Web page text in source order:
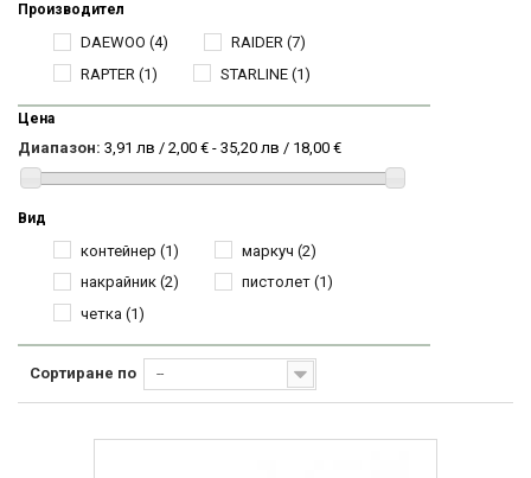
Производител
DAEWOO (4) RAIDER (7)
RAPTER (1) STARLINE (1)
Цена
Диапазон: 3,91 лв / 2,00 € - 35,20 лв / 18,00 €
Вид
контейнер (1) маркуч (2)
накрайник (2) пистолет (1)
четка (1)
Сортиране по --